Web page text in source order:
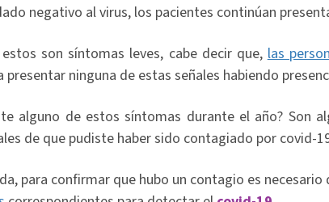
negativo al virus, los pacientes continúan
son síntomas leves, cabe decir que,las
presentar ninguna de estas señales habiendo
alguno de estos síntomas durante el año? Son
de que pudiste haber sido contagiado por covid-
para confirmar que hubo un contagio es necesario